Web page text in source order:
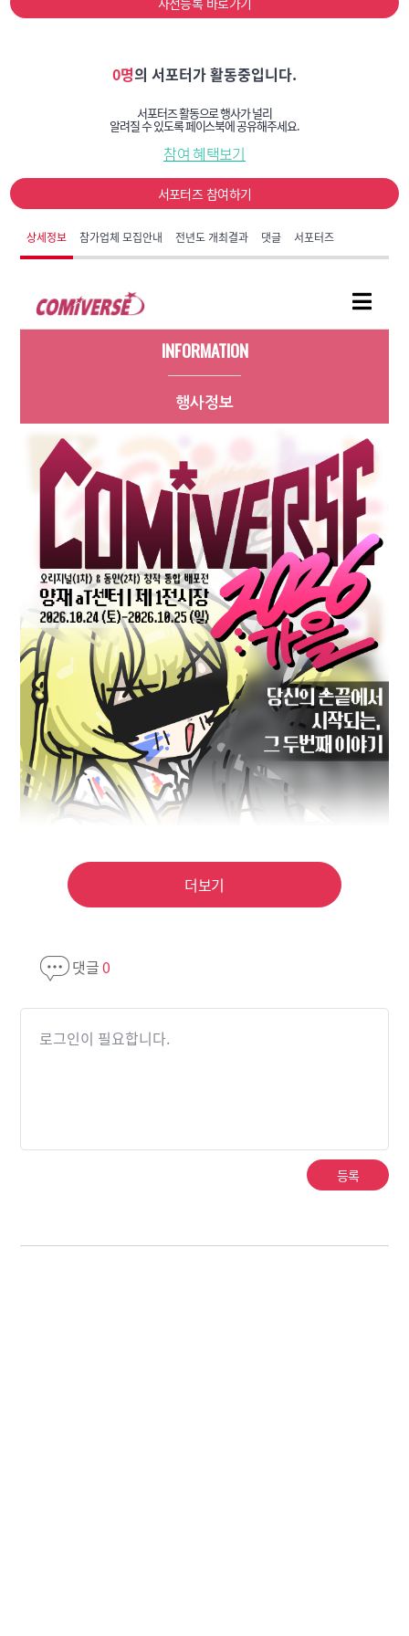
0명의 서포터가 활동중입니다.
서포터즈 활동으로 행사가 널리
알려질 수 있도록 페이스북에 공유해주세요.
참여 혜택보기
서포터즈 참여하기
상세정보 참가업체 모집안내 전년도 개최결과 댓글 서포터즈
더보기
댓글0
로그인이 필요합니다.
등록